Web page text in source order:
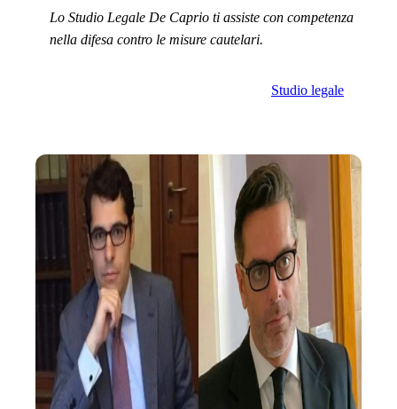
Lo Studio Legale De Caprio ti assiste con competenza
nella difesa contro le misure cautelari.
Studio legale